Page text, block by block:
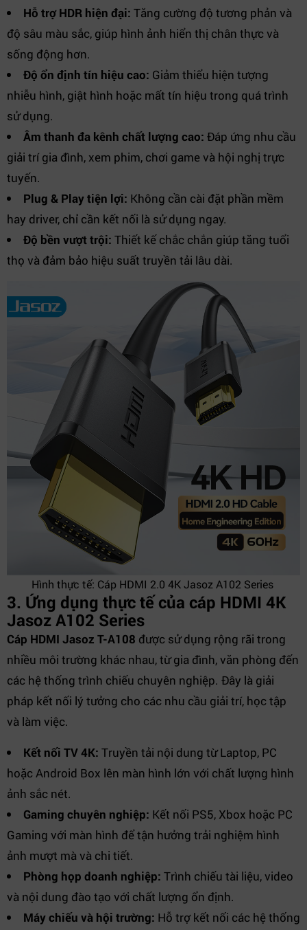
Hỗ trợ HDR hiện đại: Tăng cường độ tương phản và
độ sâu màu sắc, giúp hình ảnh hiển thị chân thực và
sống động hơn.
Độ ổn định tín hiệu cao: Giảm thiểu hiện tượng
nhiễu hình, giật hình hoặc mất tín hiệu trong quá trình
sử dụng.
Âm thanh đa kênh chất lượng cao: Đáp ứng nhu cầu
giải trí gia đình, xem phim, chơi game và hội nghị trực
tuyến.
Plug & Play tiện lợi: Không cần cài đặt phần mềm
hay driver, chỉ cần kết nối là sử dụng ngay.
Độ bền vượt trội: Thiết kế chắc chắn giúp tăng tuổi
thọ và đảm bảo hiệu suất truyền tải lâu dài.
Hình thực tế: Cáp HDMI 2.0 4K Jasoz A102 Series
3. Ứng dụng thực tế của cáp HDMI 4K
Jasoz A102 Series
Cáp HDMI Jasoz T-A108 được sử dụng rộng rãi trong
nhiều môi trường khác nhau, từ gia đình, văn phòng đến
các hệ thống trình chiếu chuyên nghiệp. Đây là giải
pháp kết nối lý tưởng cho các nhu cầu giải trí, học tập
và làm việc.
Kết nối TV 4K: Truyền tải nội dung từ Laptop, PC
hoặc Android Box lên màn hình lớn với chất lượng hình
ảnh sắc nét.
Gaming chuyên nghiệp: Kết nối PS5, Xbox hoặc PC
Gaming với màn hình để tận hưởng trải nghiệm hình
ảnh mượt mà và chi tiết.
Phòng họp doanh nghiệp: Trình chiếu tài liệu, video
và nội dung đào tạo với chất lượng ổn định.
Máy chiếu và hội trường: Hỗ trợ kết nối các hệ thống